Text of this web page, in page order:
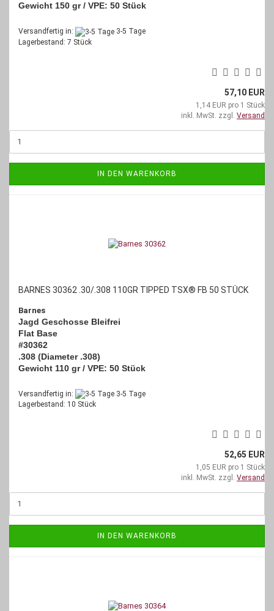
Gewicht 150 gr / VPE: 50 Stück
Versandfertig in:
3-5 Tage
Lagerbestand: 7 Stück
57,10 EUR
1,14 EUR pro 1 Stück
inkl. MwSt. zzgl. Versand
IN DEN WARENKORB
BARNES 30362 .30/.308 110GR TIPPED TSX® FB 50 STÜCK
Barnes
Jagd Geschosse Bleifrei
Flat Base
#30362
.308 (Diameter .308)
Gewicht 110 gr / VPE: 50 Stück
Versandfertig in:
3-5 Tage
Lagerbestand: 10 Stück
52,65 EUR
1,05 EUR pro 1 Stück
inkl. MwSt. zzgl. Versand
IN DEN WARENKORB